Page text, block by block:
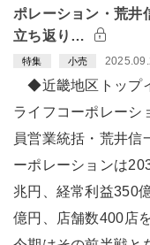
ポレーション・荒
立ち返り…
特集 小売
◆近畿地区トッ
ライフコーポレー
員営業統括・荒井
ーポレーションは
兆円、経常利益350
億円、店舗数400店